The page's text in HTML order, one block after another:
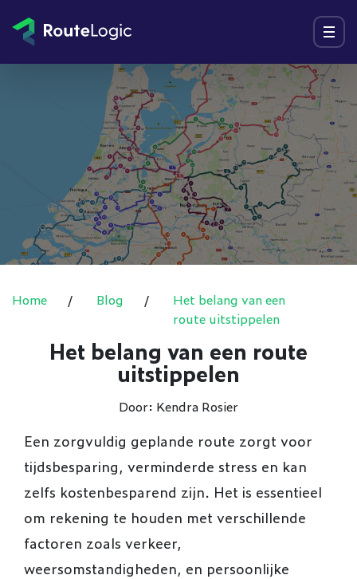
Menu
Home / Blog /
Het belang van een
route uitstippelen
Het belang van een route
uitstippelen
Door: Kendra Rosier
Een zorgvuldig geplande route zorgt voor
tijdsbesparing, verminderde stress en kan
zelfs kostenbesparend zijn. Het is essentieel
om rekening te houden met verschillende
factoren zoals verkeer,
weersomstandigheden, en persoonlijke